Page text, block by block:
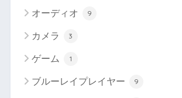
オーディオ 9
カメラ 3
ゲーム 1
ブルーレイプレイヤー 9